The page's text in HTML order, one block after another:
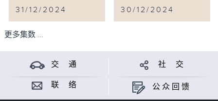
31/12/2024 30/12/2024
更多集数 ...
交 通 社 交
联 络 公众回馈